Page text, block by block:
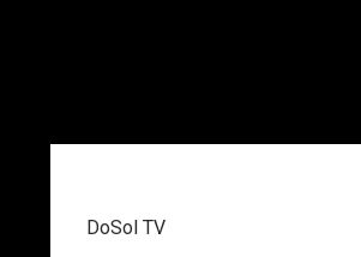
DoSol TV